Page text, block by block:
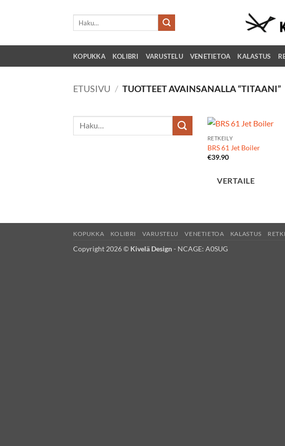
KOPUKKA KOLIBRI VARUSTELU VENETIETOA KALASTUS
ETUSIVU / TUOTTEET AVAINSANALLA “TITAANI”
RETKEILY
BRS 61 Jet Boiler
€39.90
VERTAILE
KOPUKKA KOLIBRI VARUSTELU VENETIETOA KALASTUS
Copyright 2026 © Kivelä Design- NCAGE: A0SUG